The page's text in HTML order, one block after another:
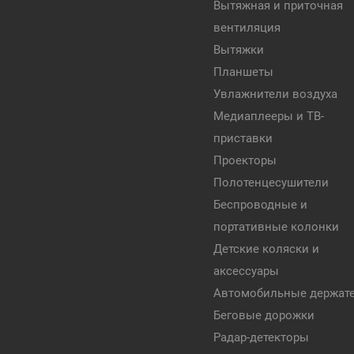
Вытяжная и приточная
вентиляция
Вытяжки
Планшеты
Увлажнители воздуха
Медиаплееры и ТВ-
приставки
Проекторы
Полотенцесушители
Беспроводные и
портативные колонки
Детские коляски и
аксессуары
Автомобильные
Беговые дорожки
Радар-детекторы